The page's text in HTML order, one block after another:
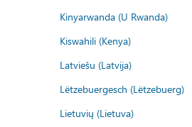
Kinyarwanda (U Rwanda)
Kiswahili (Kenya)
Latviešu (Latvija)
Lëtzebuergesch (Lëtzebuerg)
Lietuvių (Lietuva)